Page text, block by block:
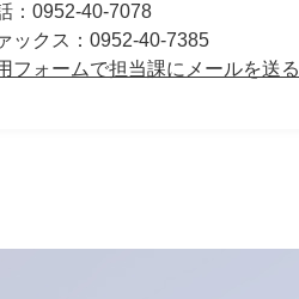
：0952-40-7078
ックス：0952-40-7385
フォームで担当課にメールを送る